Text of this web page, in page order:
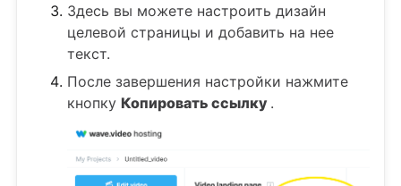
Здесь вы можете настроить дизайн
целевой страницы и добавить на нее
текст.
После завершения настройки нажмите
кнопку Копировать ссылку .